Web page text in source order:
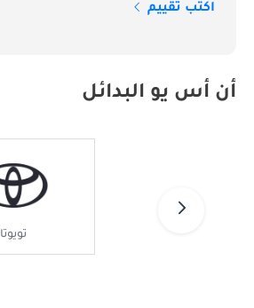
اكتب تقييم
أن أس يو البدائل
تويوتا